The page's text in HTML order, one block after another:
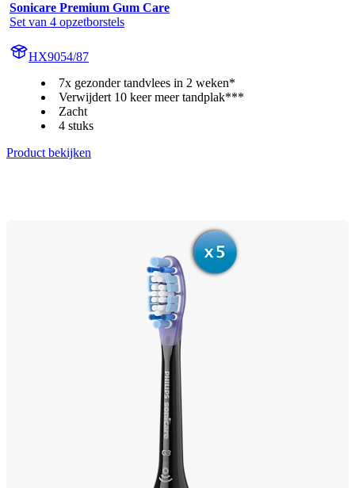
Sonicare Premium Gum Care
Set van 4 opzetborstels
HX9054/87
7x gezonder tandvlees in 2 weken*
Verwijdert 10 keer meer tandplak***
Zacht
4 stuks
Product bekijken